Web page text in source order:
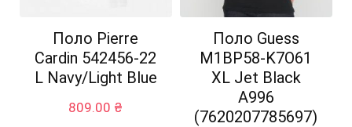
Поло Pierre
Cardin 542456-22
L Navy/Light Blue
809.00 ₴
Поло Guess
M1BP58-K7O61
XL Jet Black
A996
(7620207785697)